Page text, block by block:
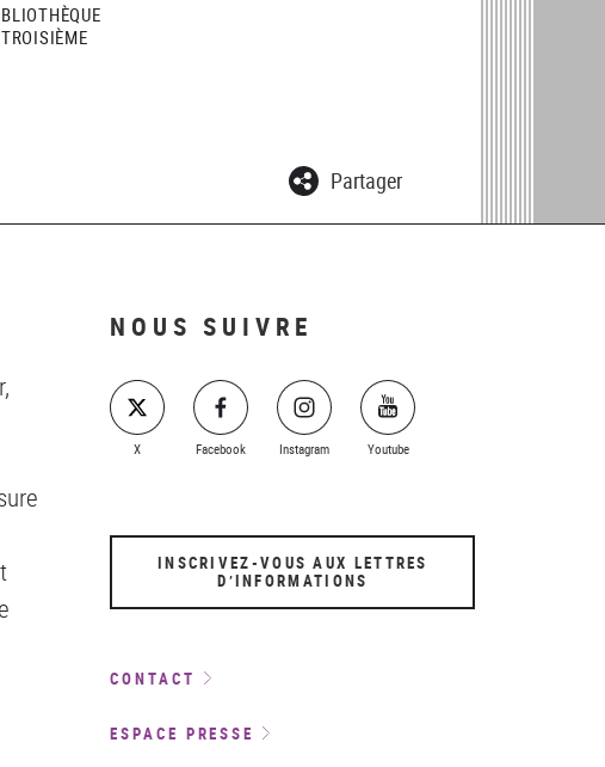
Partager
NOUS SUIVRE
X Facebook Instagram Youtube
INSCRIVEZ-VOUS AUX LETTRES
D’INFORMATIONS
CONTACT
ESPACE PRESSE